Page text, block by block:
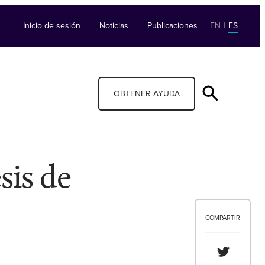
Inicio de sesión Noticias Publicaciones EN | ES
OBTENER AYUDA
COMPARTIR
de